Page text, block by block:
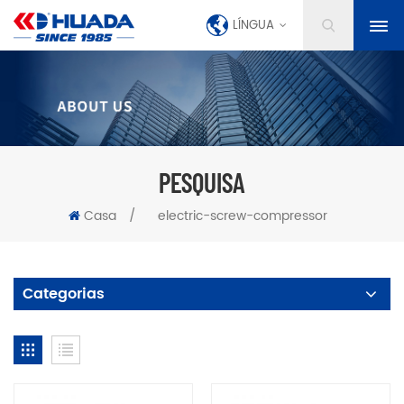
LÍNGUA
PESQUISA
Casa / electric-screw-compressor
Categorias